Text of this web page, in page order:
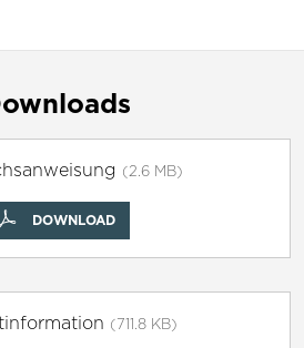
(2.6 MB)
DOWNLOAD
(711.8 KB)